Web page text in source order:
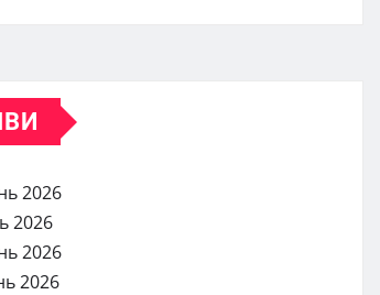
2026
2026
2026
2026